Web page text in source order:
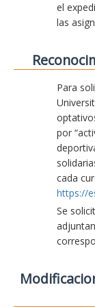
el
las
Para
por
cada
https://
Se